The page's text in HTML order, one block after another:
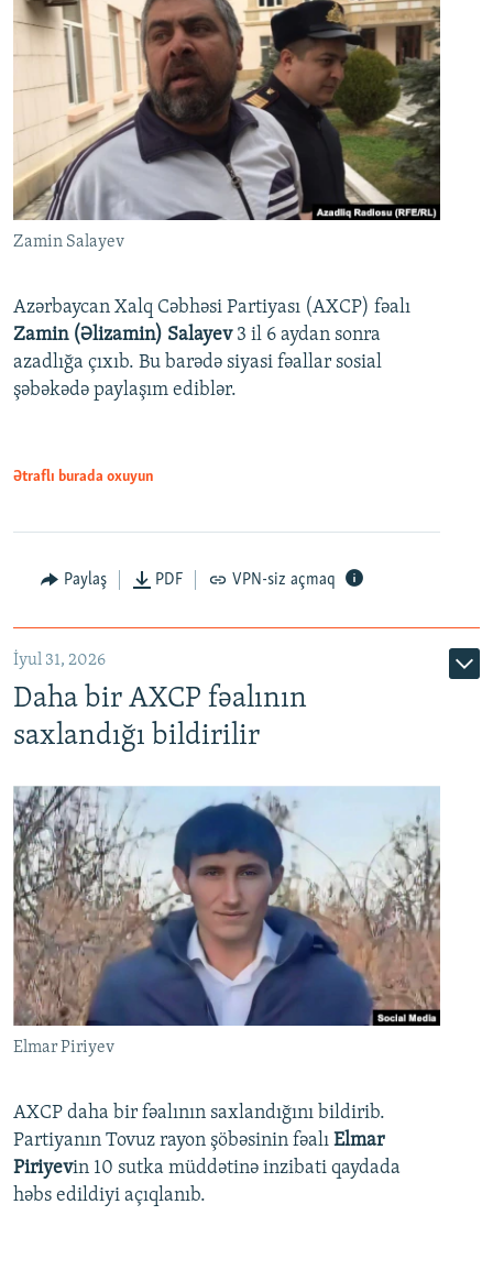
Zamin Salayev
Azərbaycan Xalq Cəbhəsi Partiyası (AXCP) fəalı
Zamin (Əlizamin) Salayev 3 il 6 aydan sonra
azadlığa çıxıb. Bu barədə siyasi fəallar sosial
şəbəkədə paylaşım ediblər.
Ətraflı burada oxuyun
Paylaş PDF VPN-siz açmaq
İyul 31, 2026
Daha bir AXCP fəalının
saxlandığı bildirilir
Elmar Piriyev
AXCP daha bir fəalının saxlandığını bildirib.
Partiyanın Tovuz rayon şöbəsinin fəalı Elmar
Piriyevin 10 sutka müddətinə inzibati qaydada
həbs edildiyi açıqlanıb.